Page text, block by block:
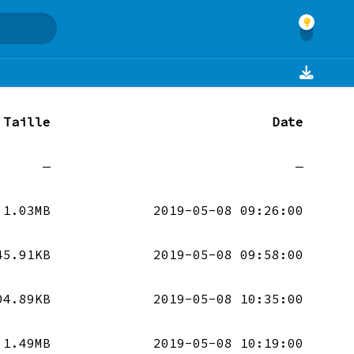
Taille Date
— —
1.03MB 2019-05-08 09:26:00
2019-05-08 09:58:00
2019-05-08 10:35:00
1.49MB 2019-05-08 10:19:00